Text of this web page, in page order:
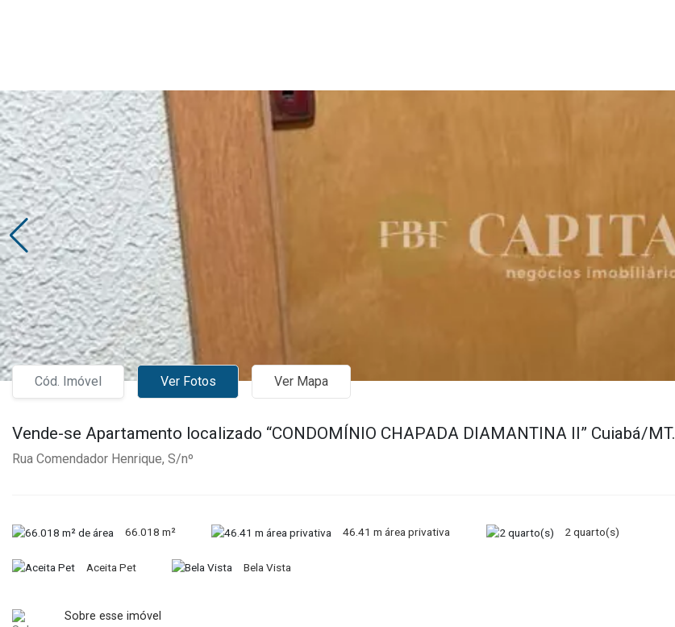
Cód. Imóvel Ver Fotos Ver Mapa
Vende-se Apartamento localizado “CONDOMÍNIO CHAPADA DIAMANTINA II” Cuiabá/MT.
Rua Comendador Henrique, S/nº
66.018 m² 46.41 m área privativa 2 quarto(s)
Aceita Pet Bela Vista
Sobre esse imóvel